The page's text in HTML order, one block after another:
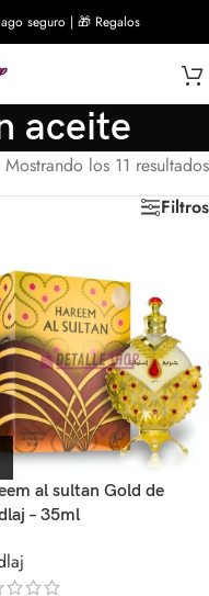
seguro | 🎁 Regalos
aceite
Mostrando los 11 resultados
Filtros
al sultan Gold de
– 35ml